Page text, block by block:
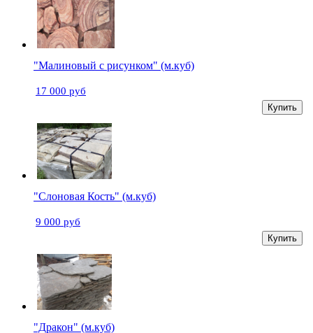
"Малиновый с рисунком" (м.куб)
17 000 руб
Купить
"Слоновая Кость" (м.куб)
9 000 руб
Купить
"Дракон" (м.куб)